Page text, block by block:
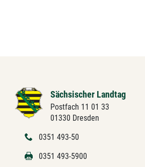
Sächsischer Landtag
Postfach 11 01 33
01330 Dresden
0351 493-50
0351 493-5900